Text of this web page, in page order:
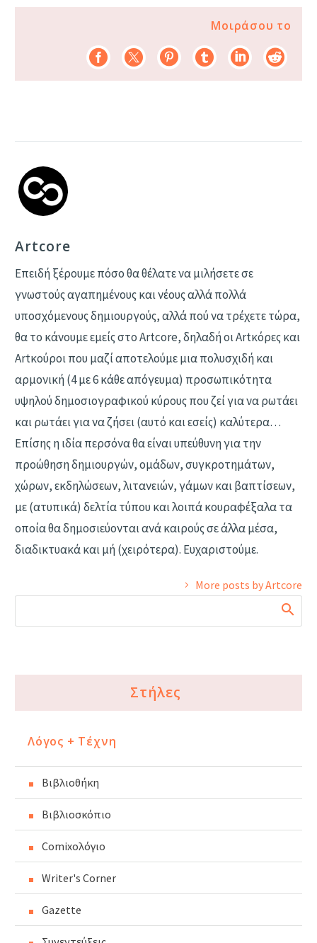
Μοιράσου το
Artcore
Επειδή ξέρουμε πόσο θα θέλατε να μιλήσετε σε
γνωστούς αγαπημένους και νέους αλλά πολλά
υποσχόμενους δημιουργούς, αλλά πού να τρέχετε τώρα,
θα το κάνουμε εμείς στο Artcore, δηλαδή οι Αrtκόρες και
Artκούροι που μαζί αποτελούμε μια πολυσχιδή και
αρμονική (4 με 6 κάθε απόγευμα) προσωπικότητα
υψηλού δημοσιογραφικού κύρους που ζεί για να ρωτάει
και ρωτάει για να ζήσει (αυτό και εσείς) καλύτερα…
Επίσης η ιδία περσόνα θα είναι υπεύθυνη για την
προώθηση δημιουργών, ομάδων, συγκροτημάτων,
χώρων, εκδηλώσεων, λιτανειών, γάμων και βαπτίσεων,
με (ατυπικά) δελτία τύπου και λοιπά κουραφέξαλα τα
οποία θα δημοσιεύονται ανά καιρούς σε άλλα μέσα,
διαδικτυακά και μή (χειρότερα). Ευχαριστούμε.
More posts by Artcore
Στήλες
Λόγος + Τέχνη
Βιβλιοθήκη
Βιβλιοσκόπιο
Comixoλόγιο
Writer's Corner
Gazette